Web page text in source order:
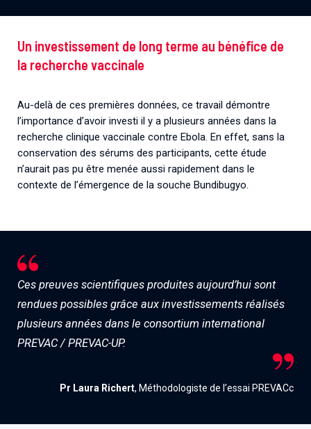
Un investissement de long terme au bénéfice de
la recherche vaccinale
Au-delà de ces premières données, ce travail démontre
l’importance d’avoir investi il y a plusieurs années dans la
recherche clinique vaccinale contre Ebola. En effet, sans la
conservation des sérums des participants, cette étude
n’aurait pas pu être menée aussi rapidement dans le
contexte de l’émergence de la souche Bundibugyo.
Ces preuves scientifiques produites aujourd’hui sont
rendues possibles grâce aux investissements réalisés
plusieurs années dans le consortium international
PREVAC / PREVAC-UP.
Pr Laura Richert, Méthodologiste de l’essai PREVACc